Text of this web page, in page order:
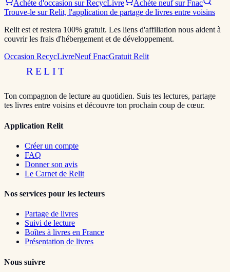
Achète d'occasion sur RecycLivre
Achète neuf sur Fnac
Trouve-le sur Relit, l'application de partage de livres entre voisins
Relit est et restera 100% gratuit. Les liens d'affiliation nous aident à
couvrir les frais d'hébergement et de développement.
Occasion RecycLivreNeuf FnacGratuit Relit
RELIT
Ton compagnon de lecture au quotidien. Suis tes lectures, partage
tes livres entre voisins et découvre ton prochain coup de cœur.
Application Relit
Créer un compte
FAQ
Donner son avis
Le Carnet de Relit
Nos services pour les lecteurs
Partage de livres
Suivi de lecture
Boîtes à livres en France
Présentation de livres
Nous suivre